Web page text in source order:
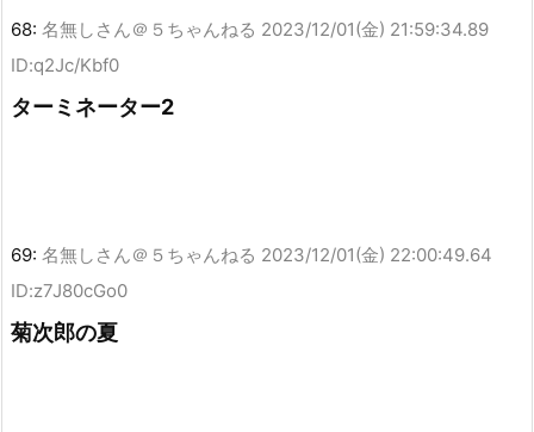
68: 名無しさん＠５ちゃんねる 2023/12/01(金) 21:59:34.89
ID:q2Jc/Kbf0
ターミネーター2
69: 名無しさん＠５ちゃんねる 2023/12/01(金) 22:00:49.64
ID:z7J80cGo0
菊次郎の夏